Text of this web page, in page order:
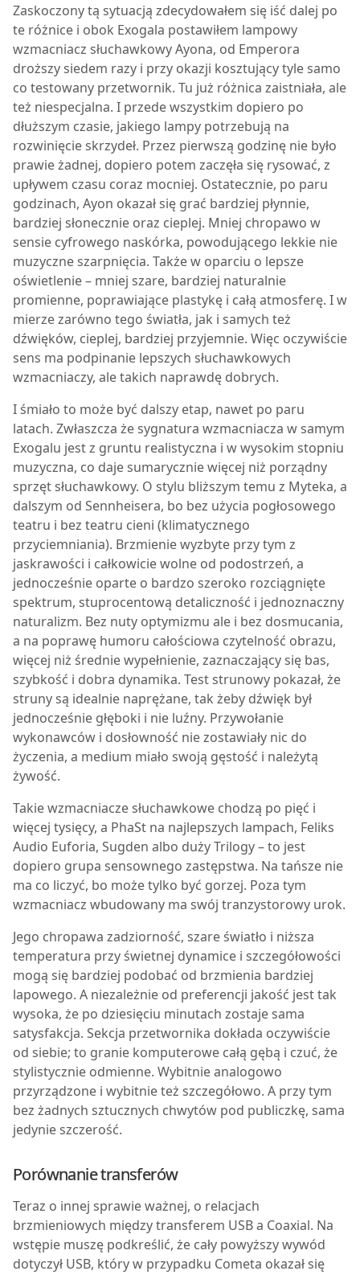
Zaskoczony tą sytuacją zdecydowałem się iść dalej po
te różnice i obok Exogala postawiłem lampowy
wzmacniacz słuchawkowy Ayona, od Emperora
droższy siedem razy i przy okazji kosztujący tyle samo
co testowany przetwornik. Tu już różnica zaistniała, ale
też niespecjalna. I przede wszystkim dopiero po
dłuższym czasie, jakiego lampy potrzebują na
rozwinięcie skrzydeł. Przez pierwszą godzinę nie było
prawie żadnej, dopiero potem zaczęła się rysować, z
upływem czasu coraz mocniej. Ostatecznie, po paru
godzinach, Ayon okazał się grać bardziej płynnie,
bardziej słonecznie oraz cieplej. Mniej chropawo w
sensie cyfrowego naskórka, powodującego lekkie nie
muzyczne szarpnięcia. Także w oparciu o lepsze
oświetlenie – mniej szare, bardziej naturalnie
promienne, poprawiające plastykę i całą atmosferę. I w
mierze zarówno tego światła, jak i samych też
dźwięków, cieplej, bardziej przyjemnie. Więc oczywiście
sens ma podpinanie lepszych słuchawkowych
wzmacniaczy, ale takich naprawdę dobrych.
I śmiało to może być dalszy etap, nawet po paru
latach. Zwłaszcza że sygnatura wzmacniacza w samym
Exogalu jest z gruntu realistyczna i w wysokim stopniu
muzyczna, co daje sumarycznie więcej niż porządny
sprzęt słuchawkowy. O stylu bliższym temu z Myteka, a
dalszym od Sennheisera, bo bez użycia pogłosowego
teatru i bez teatru cieni (klimatycznego
przyciemniania). Brzmienie wyzbyte przy tym z
jaskrawości i całkowicie wolne od podostrzeń, a
jednocześnie oparte o bardzo szeroko rozciągnięte
spektrum, stuprocentową detaliczność i jednoznaczny
naturalizm. Bez nuty optymizmu ale i bez dosmucania,
a na poprawę humoru całościowa czytelność obrazu,
więcej niż średnie wypełnienie, zaznaczający się bas,
szybkość i dobra dynamika. Test strunowy pokazał, że
struny są idealnie naprężane, tak żeby dźwięk był
jednocześnie głęboki i nie luźny. Przywołanie
wykonawców i dosłowność nie zostawiały nic do
życzenia, a medium miało swoją gęstość i należytą
żywość.
Takie wzmacniacze słuchawkowe chodzą po pięć i
więcej tysięcy, a PhaSt na najlepszych lampach, Feliks
Audio Euforia, Sugden albo duży Trilogy – to jest
dopiero grupa sensownego zastępstwa. Na tańsze nie
ma co liczyć, bo może tylko być gorzej. Poza tym
wzmacniacz wbudowany ma swój tranzystorowy urok.
Jego chropawa zadziorność, szare światło i niższa
temperatura przy świetnej dynamice i szczegółowości
mogą się bardziej podobać od brzmienia bardziej
lapowego. A niezależnie od preferencji jakość jest tak
wysoka, że po dziesięciu minutach zostaje sama
satysfakcja. Sekcja przetwornika dokłada oczywiście
od siebie; to granie komputerowe całą gębą i czuć, że
stylistycznie odmienne. Wybitnie analogowo
przyrządzone i wybitnie też szczegółowo. A przy tym
bez żadnych sztucznych chwytów pod publiczkę, sama
jedynie szczerość.
Porównanie transferów
Teraz o innej sprawie ważnej, o relacjach
brzmieniowych między transferem USB a Coaxial. Na
wstępie muszę podkreślić, że cały powyższy wywód
dotyczył USB, który w przypadku Cometa okazał się